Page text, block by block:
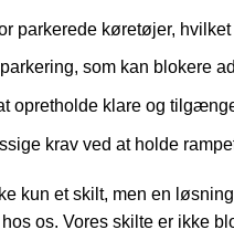
parkerede køretøjer,
som kan blokere
opretholde klare og
krav ved at holde
kun et skilt, men en
os. Vores skilte er ikke